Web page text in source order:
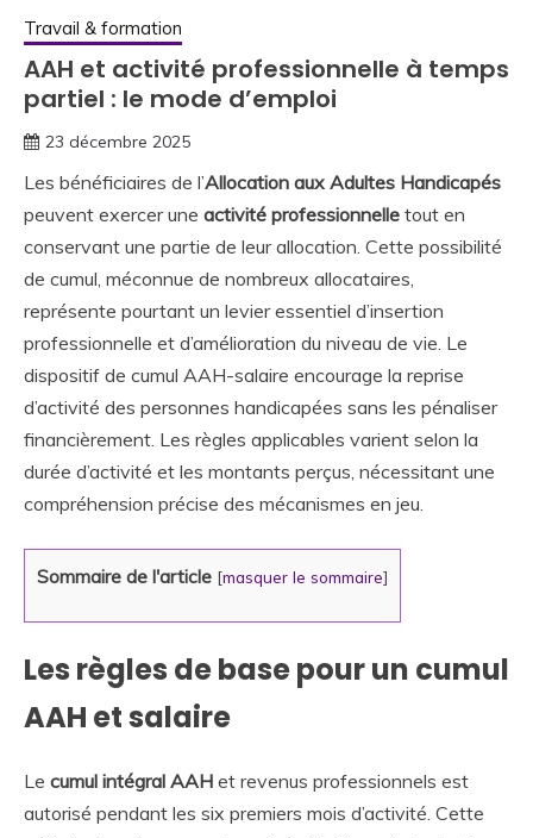
Travail & formation
AAH et activité professionnelle à temps
partiel : le mode d’emploi
23 décembre 2025
Les bénéficiaires de l’Allocation aux Adultes Handicapés
peuvent exercer une activité professionnelle tout en
conservant une partie de leur allocation. Cette possibilité
de cumul, méconnue de nombreux allocataires,
représente pourtant un levier essentiel d’insertion
professionnelle et d’amélioration du niveau de vie. Le
dispositif de cumul AAH-salaire encourage la reprise
d’activité des personnes handicapées sans les pénaliser
financièrement. Les règles applicables varient selon la
durée d’activité et les montants perçus, nécessitant une
compréhension précise des mécanismes en jeu.
Sommaire de l'article [masquer le sommaire]
Les règles de base pour un cumul
AAH et salaire
Le cumul intégral AAH et revenus professionnels est
autorisé pendant les six premiers mois d’activité. Cette